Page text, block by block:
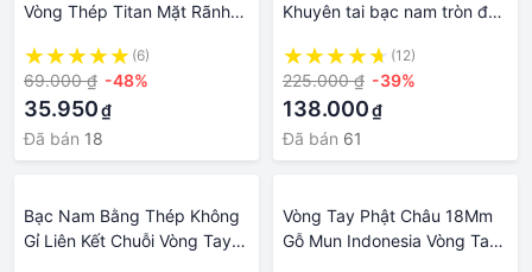
Vòng Thép Titan Mặt Rãnh
Nam Bông Tai Thép Không
Gỉ Mờ Thời Trang Cho Nữ,
Đồ Trang Sức
(6)
69.000 ₫ -48%
35.950₫
Đã bán 18
Khuyên tai bạc nam tròn đá
TNJ
(12)
225.000 ₫ -39%
138.000₫
Đã bán 61
Bạc Nam Bằng Thép Không
Gỉ Liên Kết Chuỗi Vòng Tay
Vòng Tay Phật Châu 18Mm
Gỗ Mun Indonesia Vòng Tay